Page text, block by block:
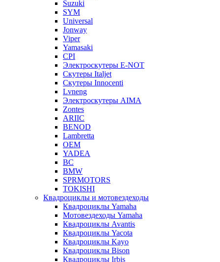
Suzuki
SYM
Universal
Jonway
Viper
Yamasaki
CPI
Электроскутеры E-NOT
Скутеры Italjet
Скутеры Innocenti
Lvneng
Электроскутеры AIMA
Zontes
ARIIC
BENOD
Lambretta
OEM
YADEA
BC
BMW
SPRMOTORS
TOKISHI
Квадроциклы и мотовездеходы
Квадроциклы Yamaha
Мотовездеходы Yamaha
Квадроциклы Avantis
Квадроциклы Yacota
Квадроциклы Kayo
Квадроциклы Bison
Квадроциклы Irbis